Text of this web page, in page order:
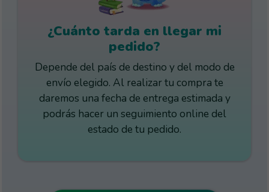
¿Cuánto tarda en llegar mi
pedido?
Depende del país de destino y del modo de
envío elegido. Al realizar tu compra te
daremos una fecha de entrega estimada y
podrás hacer un seguimiento online del
estado de tu pedido.